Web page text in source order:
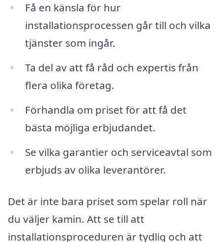
Få en känsla för hur
installationsprocessen går till och vilka
tjänster som ingår.
Ta del av att få råd och expertis från
flera olika företag.
Förhandla om priset för att få det
bästa möjliga erbjudandet.
Se vilka garantier och serviceavtal som
erbjuds av olika leverantörer.
Det är inte bara priset som spelar roll när
du väljer kamin. Att se till att
installationsproceduren är tydlig och att